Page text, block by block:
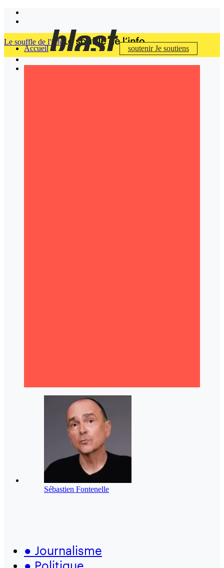
Accueil soutenirJe soutiens
Le souffle de l'info
Sébastien Fontenelle
● Journalisme